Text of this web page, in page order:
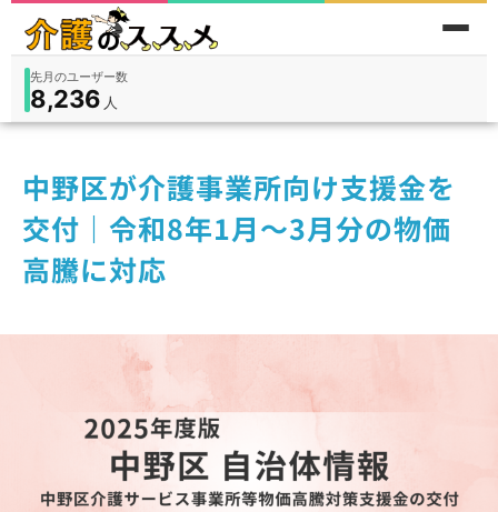
在宅9,360入所3,194
先月のユーザー数
8,236 人
件
中野区が介護事業所向け支援金を
交付｜令和8年1月～3月分の物価
高騰に対応